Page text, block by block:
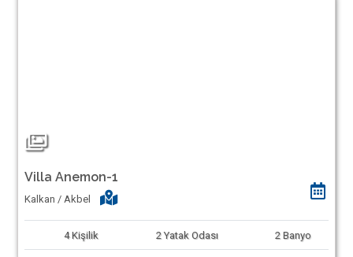
Villa Anemon-1
Kalkan / Akbel
4 Kişilik 2 Yatak Odası 2 Banyo